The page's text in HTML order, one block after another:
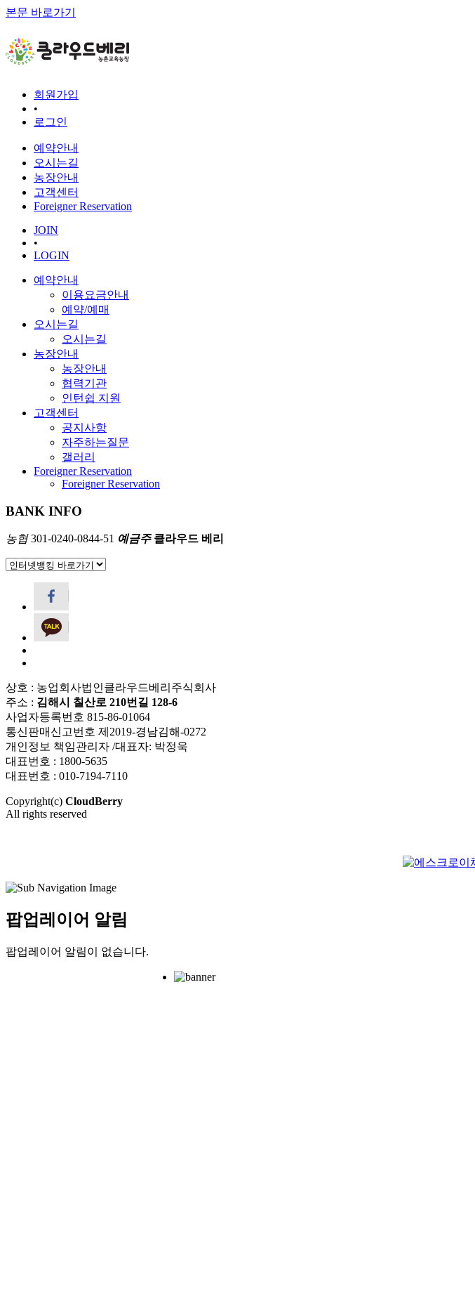
본문 바로가기
회원가입
•
로그인
예약안내
오시는길
농장안내
고객센터
Foreigner Reservation
JOIN
•
LOGIN
예약안내
이용요금안내
예약/예매
오시는길
오시는길
농장안내
농장안내
협력기관
인턴쉽 지원
고객센터
공지사항
자주하는질문
갤러리
Foreigner Reservation
Foreigner Reservation
BANK INFO
농협301-0240-0844-51 예금주클라우드 베리
상호 : 농업회사법인클라우드베리주식회사
주소 : 김해시 칠산로 210번길 128-6
사업자등록번호 815-86-01064
통신판매신고번호 제2019-경남김해-0272
개인정보 책임관리자 /대표자: 박정욱
대표번호 : 1800-5635
대표번호 : 010-7194-7110
Copyright(c) CloudBerry
All rights reserved
팝업레이어 알림
팝업레이어 알림이 없습니다.